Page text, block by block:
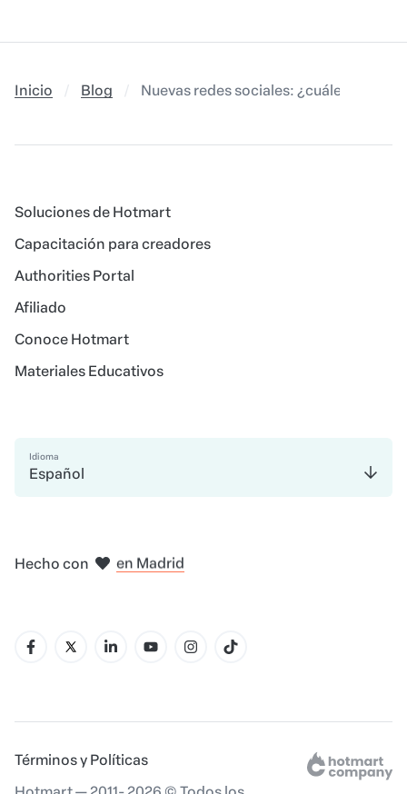
Inicio Blog Nuevas redes sociales: ¿cuáles
Soluciones de Hotmart
Capacitación para creadores
Authorities Portal
Afiliado
Conoce Hotmart
Materiales Educativos
Idioma
Español
Hecho con
en Amsterdam
Términos y Políticas